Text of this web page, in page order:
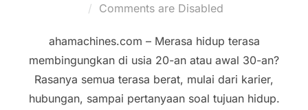
on
Comments are Disabled
ahamachines.com – Merasa hidup terasa
membingungkan di usia 20-an atau awal 30-an?
Rasanya semua terasa berat, mulai dari karier,
hubungan, sampai pertanyaan soal tujuan hidup.